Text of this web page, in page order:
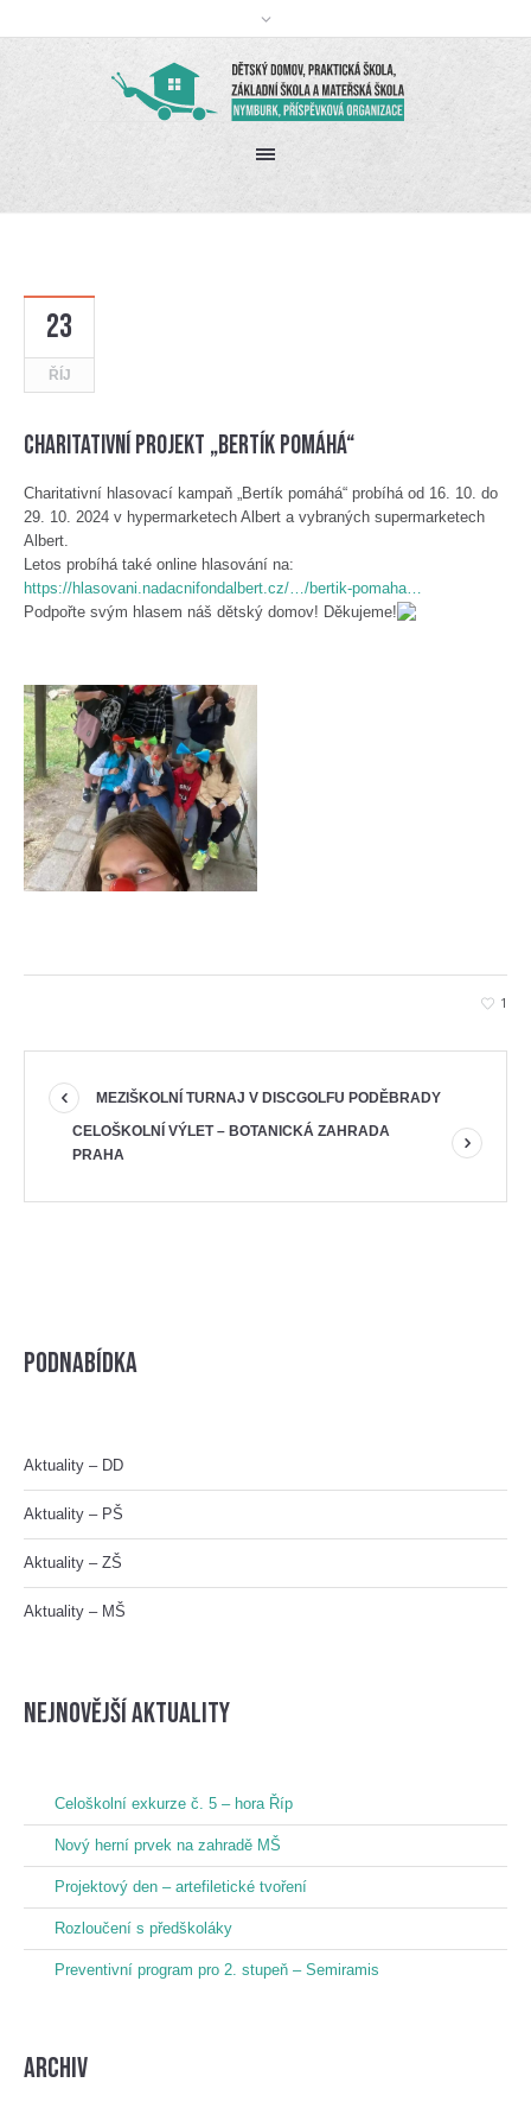
23
ŘÍJ
Charitativní projekt „Bertík pomáhá“
Charitativní hlasovací kampaň „Bertík pomáhá“ probíhá od 16. 10. do
29. 10. 2024 v hypermarketech Albert a vybraných supermarketech
Albert.
Letos probíhá také online hlasování na:
https://hlasovani.nadacnifondalbert.cz/…/bertik-pomaha…
Podpořte svým hlasem náš dětský domov! Děkujeme!
1
MEZIŠKOLNÍ TURNAJ V DISCGOLFU PODĚBRADY
CELOŠKOLNÍ VÝLET – BOTANICKÁ ZAHRADA
PRAHA
Podnabídka
Aktuality – DD
Aktuality – PŠ
Aktuality – ZŠ
Aktuality – MŠ
nejnovější aktuality
Celoškolní exkurze č. 5 – hora Říp
Nový herní prvek na zahradě MŠ
Projektový den – artefiletické tvoření
Rozloučení s předškoláky
Preventivní program pro 2. stupeň – Semiramis
Archiv